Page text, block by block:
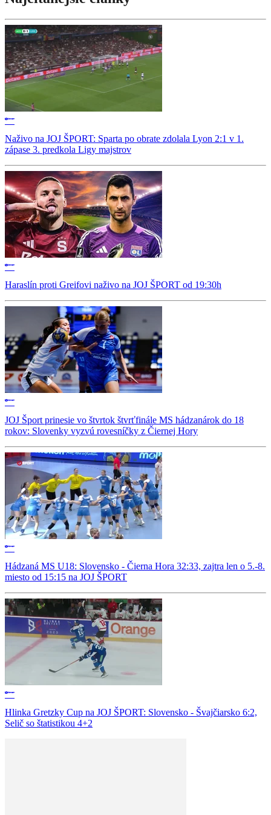
Naživo na JOJ ŠPORT: Sparta po obrate zdolala Lyon 2:1 v 1.
zápase 3. predkola Ligy majstrov
Haraslín proti Greifovi naživo na JOJ ŠPORT od 19:30h
JOJ Šport prinesie vo štvrtok štvrťfinále MS hádzanárok do 18
rokov: Slovenky vyzvú rovesníčky z Čiernej Hory
Hádzaná MS U18: Slovensko - Čierna Hora 32:33, zajtra len o 5.-8.
miesto od 15:15 na JOJ ŠPORT
Hlinka Gretzky Cup na JOJ ŠPORT: Slovensko - Švajčiarsko 6:2,
Selič so štatistikou 4+2